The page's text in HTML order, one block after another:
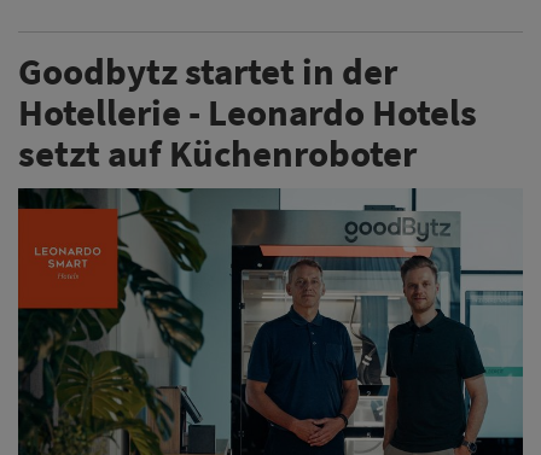
Goodbytz startet in der
Hotellerie - Leonardo Hotels
setzt auf Küchenroboter